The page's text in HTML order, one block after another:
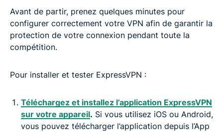
Avant de partir, prenez quelques minutes pour
configurer correctement votre VPN afin de garantir la
protection de votre connexion pendant toute la
compétition.
Pour installer et tester ExpressVPN :
Téléchargez et installez l’application ExpressVPN
sur votre appareil. Si vous utilisez iOS ou Android,
vous pouvez télécharger l’application depuis l’App